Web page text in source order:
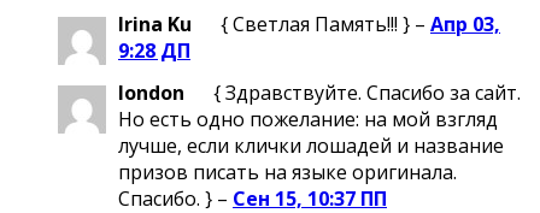
Irina Ku
{ Светлая Память!!! } – Апр 03,
9:28 ДП
london
{ Здравствуйте. Спасибо за сайт.
Но есть одно пожелание: на мой взгляд
лучше, если клички лошадей и название
призов писать на языке оригинала.
Спасибо. } – Сен 15, 10:37 ПП